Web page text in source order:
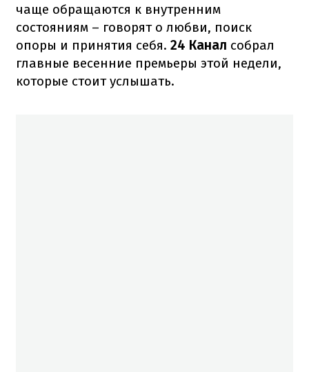
чаще обращаются к внутренним
состояниям – говорят о любви, поиск
опоры и принятия себя. 24 Канал собрал
главные весенние премьеры этой недели,
которые стоит услышать.